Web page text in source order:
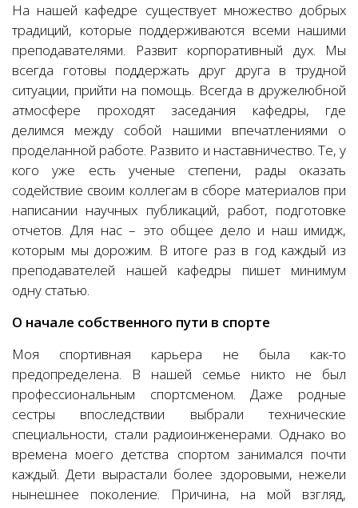
На нашей кафедре существует множество добрых
традиций, которые поддерживаются всеми нашими
преподавателями. Развит корпоративный дух. Мы
всегда готовы поддержать друг друга в трудной
ситуации, прийти на помощь. Всегда в дружелюбной
атмосфере проходят заседания кафедры, где
делимся между собой нашими впечатлениями о
проделанной работе. Развито и наставничество. Те, у
кого уже есть ученые степени, рады оказать
содействие своим коллегам в сборе материалов при
написании научных публикаций, работ, подготовке
отчетов. Для нас – это общее дело и наш имидж,
которым мы дорожим. В итоге раз в год каждый из
преподавателей нашей кафедры пишет минимум
одну статью.
О начале собственного пути в спорте
Моя спортивная карьера не была как-то
предопределена. В нашей семье никто не был
профессиональным спортсменом. Даже родные
сестры впоследствии выбрали технические
специальности, стали радиоинженерами. Однако во
времена моего детства спортом занимался почти
каждый. Дети вырастали более здоровыми, нежели
нынешнее поколение. Причина, на мой взгляд,